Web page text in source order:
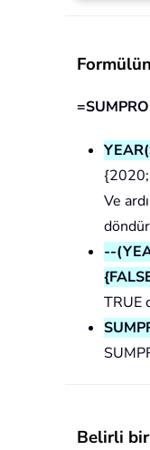
Ve
--
TRUE
Belirli bir